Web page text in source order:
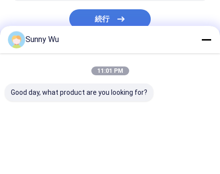
工業用 TF カード
続行
Sunny Wu
11:01 PM
Good day, what product are you looking for?